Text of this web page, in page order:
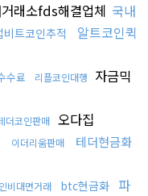
래소fds해결업체 국내
비트코인추적
알트코인퀵
수료 리플코인대행
자금믹
더코인판매 오다집
이더리움판매 테더현금화
비대면거래 btc현금화 파